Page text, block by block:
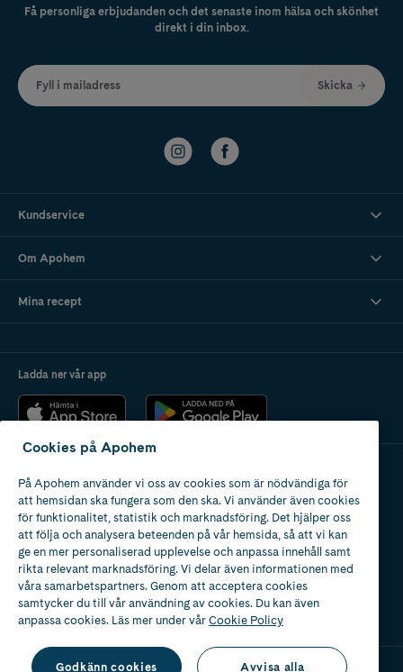
Få personliga erbjudanden och det senaste inom hälsa och skönhet
direkt i din inbox.
Fyll i mailadress Skicka
Kundservice
Om Apohem
Mina recept
Ladda ner vår app
Apotek med tillstånd
av Läkemedelsverket
Cookies på Apohem
På Apohem använder vi oss av cookies som är nödvändiga för
att hemsidan ska fungera som den ska. Vi använder även cookies
för funktionalitet, statistik och marknadsföring. Det hjälper oss
att följa och analysera beteenden på vår hemsida, så att vi kan
ge en mer personaliserad upplevelse och anpassa innehåll samt
rikta relevant marknadsföring. Vi delar även informationen med
våra samarbetspartners. Genom att acceptera cookies
samtycker du till vår användning av cookies. Du kan även
anpassa cookies. Läs mer under vårCookie Policy
Godkänn cookies Avvisa alla